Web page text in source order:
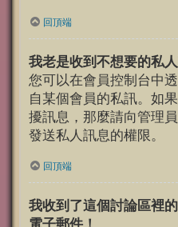
回頂端
我老是收到不想要的私人
您可以在會員控制台中
自某個會員的私訊。如
擾訊息，那麼請向管理
發送私人訊息的權限。
回頂端
我收到了這個討論區裡